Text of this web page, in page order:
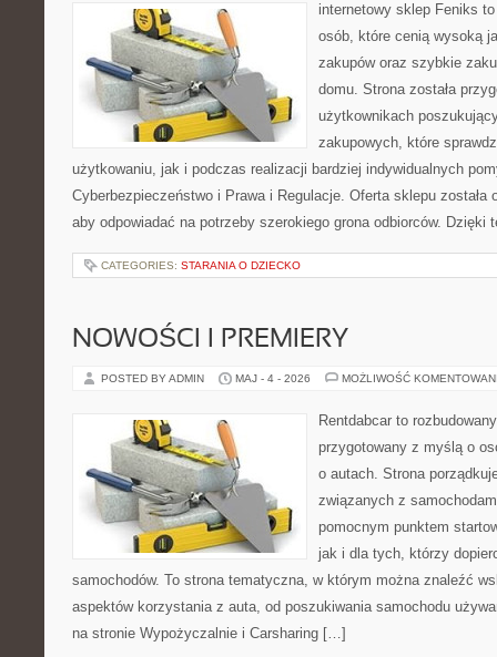
internetowy sklep Feniks
osób, które cenią wysoką
zakupów oraz szybkie
domu. Strona została
użytkownikach
zakupowych, które
użytkowaniu, jak i podczas realizacji bardziej indywidualnych
Cyberbezpieczeństwo i Prawa i Regulacje. Oferta sklepu została
aby odpowiadać na potrzeby szerokiego grona odbiorców. Dzięki
CATEGORIES: STARANIA O DZIECKO
NOWOŚCI I PREMIERY
POSTED BY ADMIN MAJ - 4 - 2026 MOŻLIWOŚĆ
Rentdabcar to
przygotowany z myślą o
o autach. Strona
związanych z
pomocnym punktem
jak i dla tych, którzy
samochodów. To strona tematyczna, w którym można znaleźć
aspektów korzystania z auta, od poszukiwania samochodu
na stronie Wypożyczalnie i Carsharing […]